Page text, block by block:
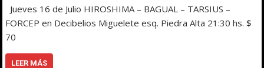
Jueves 16 de Julio HIROSHIMA – BAGUAL – TARSIUS –
FORCEP en Decibelios Miguelete esq. Piedra Alta 21:30 hs. $
70
LEER MÁS